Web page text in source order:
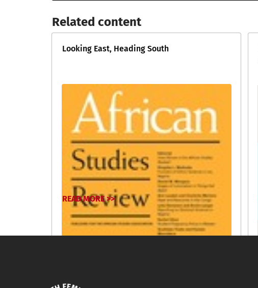
Related content​
Looking East, Heading South
READ MORE >>